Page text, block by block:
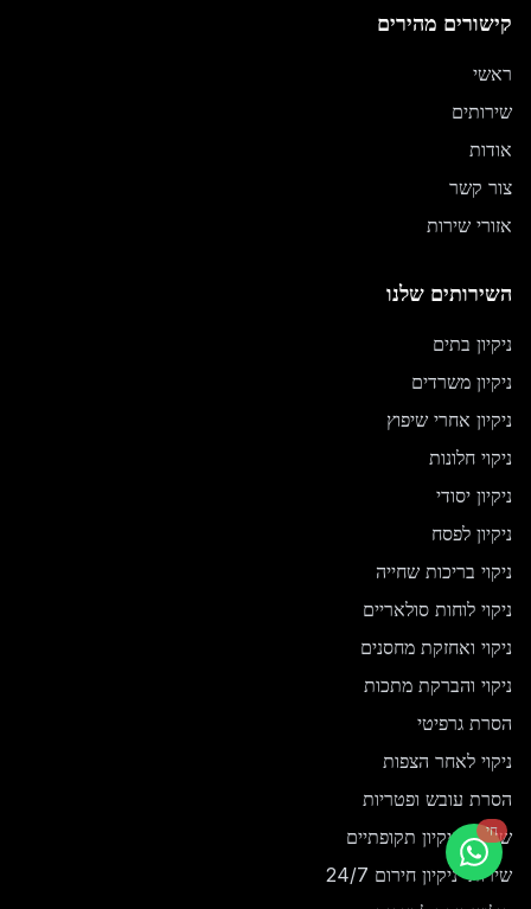
קישורים מהירים
ראשי
שירותים
אודות
צור קשר
אזורי שירות
השירותים שלנו
ניקיון בתים
ניקיון משרדים
ניקיון אחרי שיפוץ
ניקוי חלונות
ניקיון יסודי
ניקיון לפסח
ניקוי בריכות שחייה
ניקוי לוחות סולאריים
ניקוי ואחזקת מחסנים
ניקוי והברקת מתכות
הסרת גרפיטי
ניקוי לאחר הצפות
הסרת עובש ופטריות
שירותי ניקיון תקופתיים
שירותי ניקיון חירום 24/7
חי